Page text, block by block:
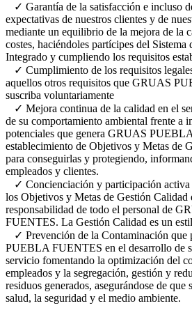
✓ Garantía de la satisfacción e incluso
expectativas de nuestros clientes y de
mediante un equilibrio de la mejora de la
costes, haciéndoles partícipes del Sistema
Integrado y cumpliendo los requisitos
✓ Cumplimiento de los requisitos
aquellos otros requisitos que GRUAS
suscriba voluntariamente
✓ Mejora continua de la calidad en el
de su comportamiento ambiental frente a
potenciales que genera GRUAS
establecimiento de Objetivos y Metas de
para conseguirlas y protegiendo,
empleados y clientes.
✓ Concienciación y participación activa
los Objetivos y Metas de Gestión Calidad
responsabilidad de todo el personal de
FUENTES. La Gestión Calidad es un
✓ Prevención de la Contaminación que
PUEBLA FUENTES en el desarrollo de
servicio fomentando la optimización del
empleados y la segregación, gestión y
residuos generados, asegurándose de que
salud, la seguridad y el medio ambiente.